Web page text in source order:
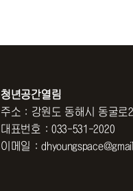
청년공간열림
주소 : 강원도 동해시 동굴로
대표번호 : 033-531-2020
이메일 :